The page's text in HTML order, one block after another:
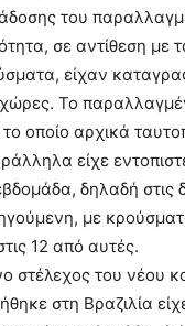
του
σε αντίθεση με
είχαν
Το
οποίο αρχικά
είχε
δηλαδή στις
με
12 από αυτές.
στέλεχος του νέου
στη Βραζιλία